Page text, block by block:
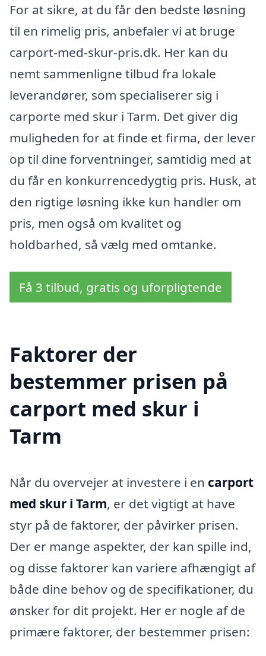
For at sikre, at du får den bedste løsning
til en rimelig pris, anbefaler vi at bruge
carport-med-skur-pris.dk. Her kan du
nemt sammenligne tilbud fra lokale
leverandører, som specialiserer sig i
carporte med skur i Tarm. Det giver dig
muligheden for at finde et firma, der lever
op til dine forventninger, samtidig med at
du får en konkurrencedygtig pris. Husk, at
den rigtige løsning ikke kun handler om
pris, men også om kvalitet og
holdbarhed, så vælg med omtanke.
Få 3 tilbud, gratis og uforpligtende
Faktorer der
bestemmer prisen på
carport med skur i
Tarm
Når du overvejer at investere i en carport
med skur i Tarm, er det vigtigt at have
styr på de faktorer, der påvirker prisen.
Der er mange aspekter, der kan spille ind,
og disse faktorer kan variere afhængigt af
både dine behov og de specifikationer, du
ønsker for dit projekt. Her er nogle af de
primære faktorer, der bestemmer prisen: